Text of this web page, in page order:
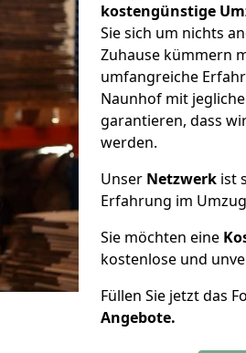
kostengünstige
Sie sich um nichts
Zuhause kümmern
umfangreiche
Naunhof mit
garantieren, dass
werden.
Unser Netzwerk ist
Erfahrung im
Sie möchten eine
kostenlose und
Füllen Sie jetzt das
Angebote.